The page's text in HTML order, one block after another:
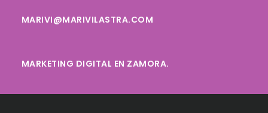
MARIVI@MARIVILASTRA.COM
MARKETING DIGITAL EN ZAMORA.